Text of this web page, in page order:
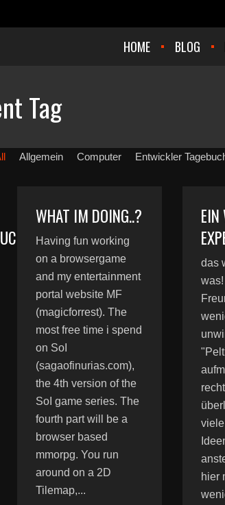
HOME BLOG
Tag
Allgemein Computer Entwickler
WHAT IM DOING..?
Having fun working
on a browsergame
and my entertainment
portal website MF
(magicforrest). The
most free time i spend
on SoI
(sagaofinurias.com),
the 4th version of the
SoI game series. The
fourth part will be a
browser based
mmorpg. You run
around on a 2D
Tilemap,...
EIN
das
hier